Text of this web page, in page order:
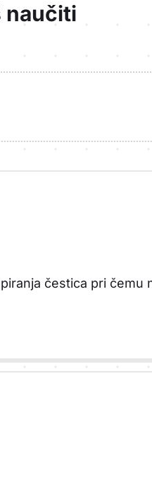
naučiti
čestica pri čemu